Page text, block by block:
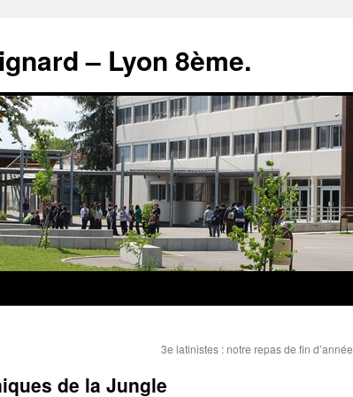
– Lyon 8ème.
3e latinistes : notre repas de fin d’année
de la Jungle